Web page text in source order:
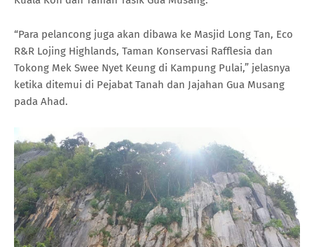
“Para pelancong juga akan dibawa ke Masjid Long Tan, Eco
R&R Lojing Highlands, Taman Konservasi Rafflesia dan
Tokong Mek Swee Nyet Keung di Kampung Pulai,” jelasnya
ketika ditemui di Pejabat Tanah dan Jajahan Gua Musang
pada Ahad.